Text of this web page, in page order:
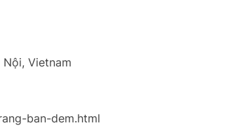
Vietnam
ban-dem.html